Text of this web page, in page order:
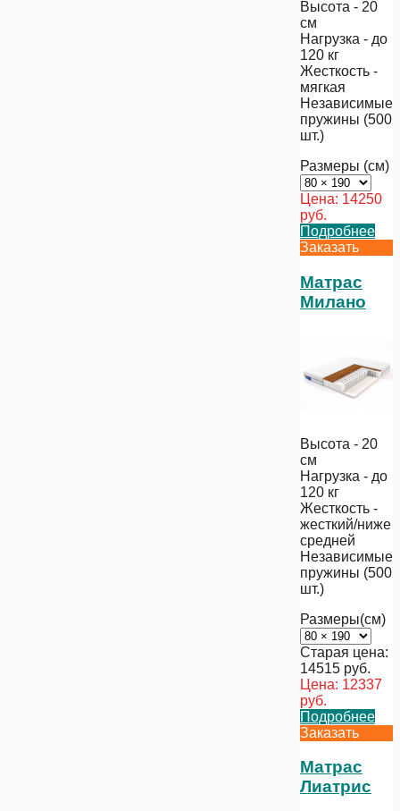
Высота - 20
см
Нагрузка - до
120 кг
Жесткость -
мягкая
Независимые
пружины (500
шт.)
Размеры (см)
Цена: 14250
руб.
Подробнее
Заказать
Матрас
Милано
Высота - 20
см
Нагрузка - до
120 кг
Жесткость -
жесткий/ниже
средней
Независимые
пружины (500
шт.)
Размеры(см)
Старая цена:
14515 руб.
Цена: 12337
руб.
Подробнее
Заказать
Матрас
Лиатрис